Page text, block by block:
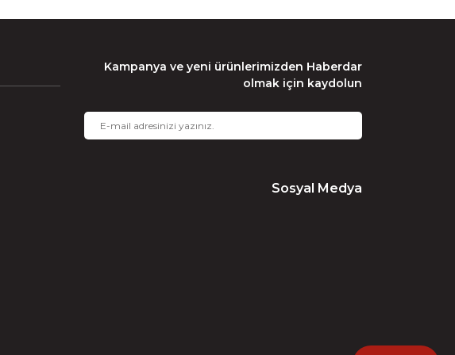
Kampanya ve yeni ürünlerimizden Haberdar
olmak için kaydolun
Sosyal Medya